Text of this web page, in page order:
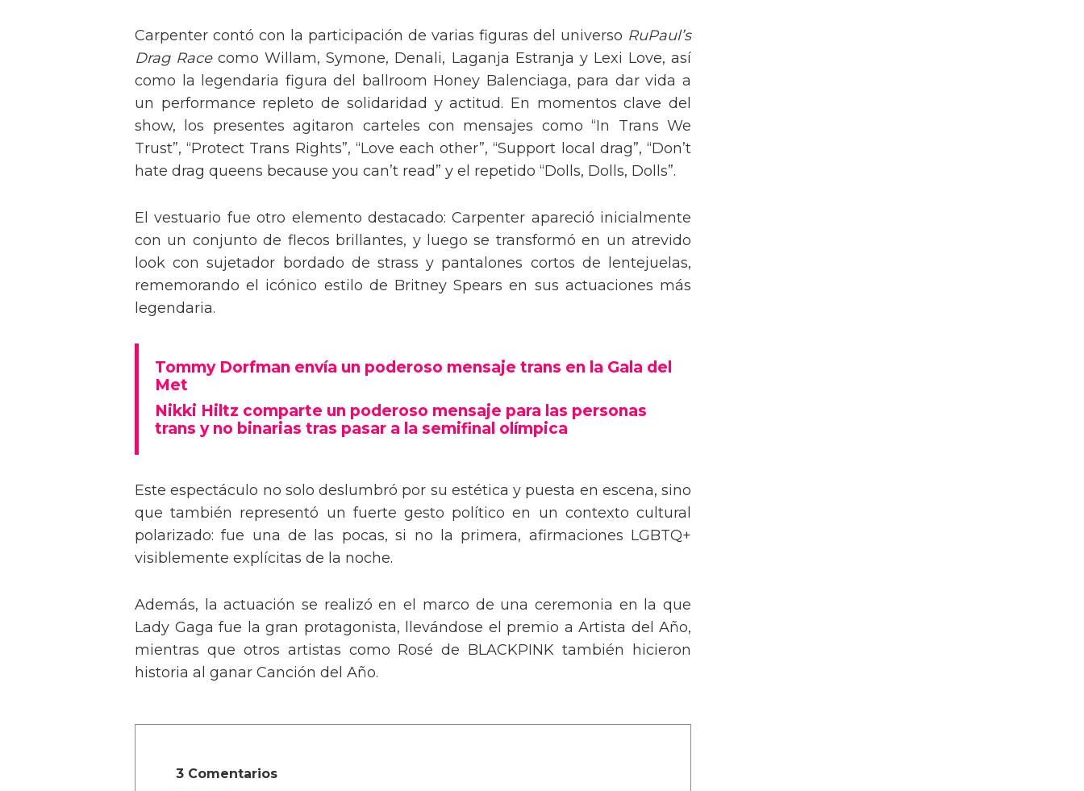
Carpenter contó con la participación de varias figuras del universo RuPaul’s
Drag Racecomo Willam, Symone, Denali, Laganja Estranja y Lexi Love, así
como la legendaria figura del ballroom Honey Balenciaga, para dar vida a
un performance repleto de solidaridad y actitud. En momentos clave del
show, los presentes agitaron carteles con mensajes como “In Trans We
Trust”, “Protect Trans Rights”, “Love each other”, “Support local drag”, “Don’t
hate drag queens because you can’t read” y el repetido “Dolls, Dolls, Dolls”.
El vestuario fue otro elemento destacado: Carpenter apareció inicialmente
con un conjunto de flecos brillantes, y luego se transformó en un atrevido
look con sujetador bordado de strass y pantalones cortos de lentejuelas,
rememorando el icónico estilo de Britney Spears en sus actuaciones más
legendaria.
Tommy Dorfman envía un poderoso mensaje trans en la Gala del
Met
Nikki Hiltz comparte un poderoso mensaje para las personas
trans y no binarias tras pasar a la semifinal olímpica
Este espectáculo no solo deslumbró por su estética y puesta en escena, sino
que también representó un fuerte gesto político en un contexto cultural
polarizado: fue una de las pocas, si no la primera, afirmaciones LGBTQ+
visiblemente explícitas de la noche.
Además, la actuación se realizó en el marco de una ceremonia en la que
Lady Gaga fue la gran protagonista, llevándose el premio a Artista del Año,
mientras que otros artistas como Rosé de BLACKPINK también hicieron
historia al ganar Canción del Año.
3 Comentarios